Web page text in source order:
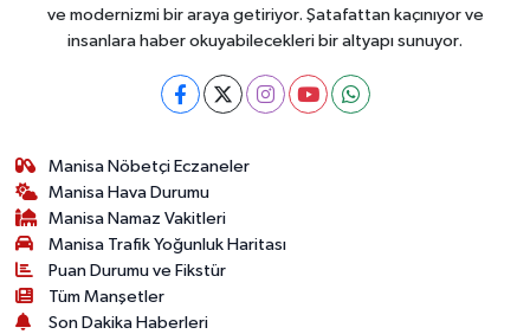
ve modernizmi bir araya getiriyor. Şatafattan kaçınıyor ve
insanlara haber okuyabilecekleri bir altyapı sunuyor.
Manisa Nöbetçi Eczaneler
Manisa Hava Durumu
Manisa Namaz Vakitleri
Manisa Trafik Yoğunluk Haritası
Puan Durumu ve Fikstür
Tüm Manşetler
Son Dakika Haberleri